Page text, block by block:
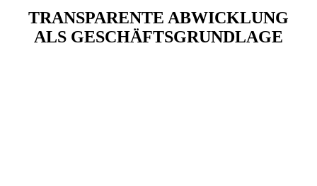
TRANSPARENTE ABWICKLUNG
ALS GESCHÄFTSGRUNDLAGE